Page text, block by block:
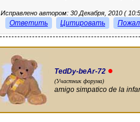
Исправлено автором: 30 Декабря, 2010 (
Ответить Цитировать
TedDy-beAr-72 ●
(Участник форума)
amigo simpatico de la